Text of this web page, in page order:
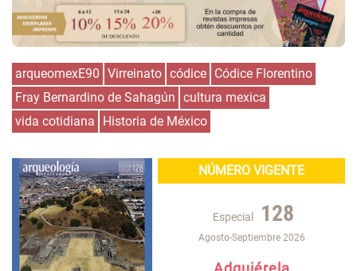
arqueomexE90 Virreinato códice Códice Florentino
Fray Bernardino de Sahagún cultura mexica
vida cotidiana
Historia de México
NÚMERO VIGENTE
Especial 128
Agosto-Septiembre 2026